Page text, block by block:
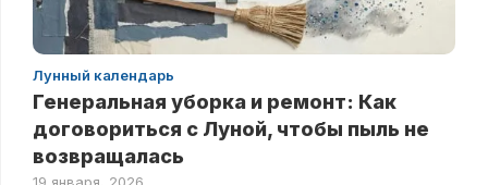
Лунный календарь
Генеральная уборка и ремонт: Как
договориться с Луной, чтобы пыль не
возвращалась